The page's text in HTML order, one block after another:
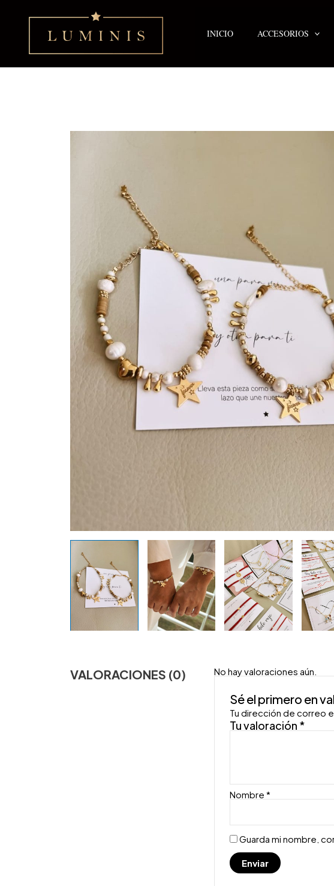
contenido
INICIO
ACCESORIOS
VALORACIONES (0) No hay valoraciones aún.
Sé el primero en
Tu dirección de correo
Tu valoración *
Nombre*
Guarda mi nombre,